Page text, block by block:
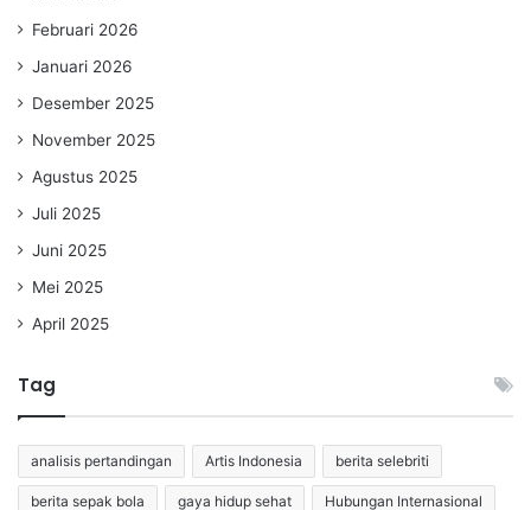
Februari 2026
Januari 2026
Desember 2025
November 2025
Agustus 2025
Juli 2025
Juni 2025
Mei 2025
April 2025
Tag
analisis pertandingan Artis Indonesia berita selebriti
berita sepak bola gaya hidup sehat Hubungan Internasional